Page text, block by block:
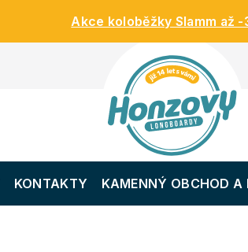
Akce koloběžky Slamm až -
KONTAKTY KAMENNÝ OBCHOD A